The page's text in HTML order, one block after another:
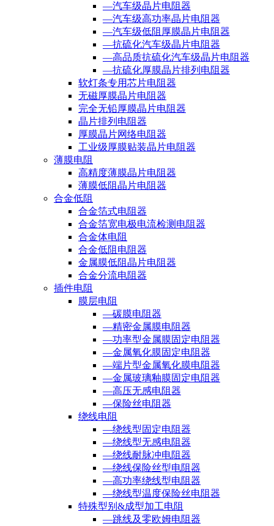
—汽车级晶片电阻器
—汽车级高功率晶片电阻器
—汽车级低阻厚膜晶片电阻器
—抗硫化汽车级晶片电阻器
—高品质抗硫化汽车级晶片电阻器
—抗硫化厚膜晶片排列电阻器
软灯条专用芯片电阻器
无磁厚膜晶片电阻器
完全无铅厚膜晶片电阻器
晶片排列电阻器
厚膜晶片网络电阻器
工业级厚膜贴装晶片电阻器
薄膜电阻
高精度薄膜晶片电阻器
薄膜低阻晶片电阻器
合金低阻
合金箔式电阻器
合金箔宽电极电流检测电阻器
合金体电阻
合金低阻电阻器
金属膜低阻晶片电阻器
合金分流电阻器
插件电阻
膜层电阻
—碳膜电阻器
—精密金属膜电阻器
—功率型金属膜固定电阻器
—金属氧化膜固定电阻器
—端片型金属氧化膜电阻器
—金属玻璃釉膜固定电阻器
—高压无感电阻器
—保险丝电阻器
绕线电阻
—绕线型固定电阻器
—绕线型无感电阻器
—绕线耐脉冲电阻器
—绕线保险丝型电阻器
—高功率绕线型电阻器
—绕线型温度保险丝电阻器
特殊型别&成型加工电阻
—跳线及零欧姆电阻器